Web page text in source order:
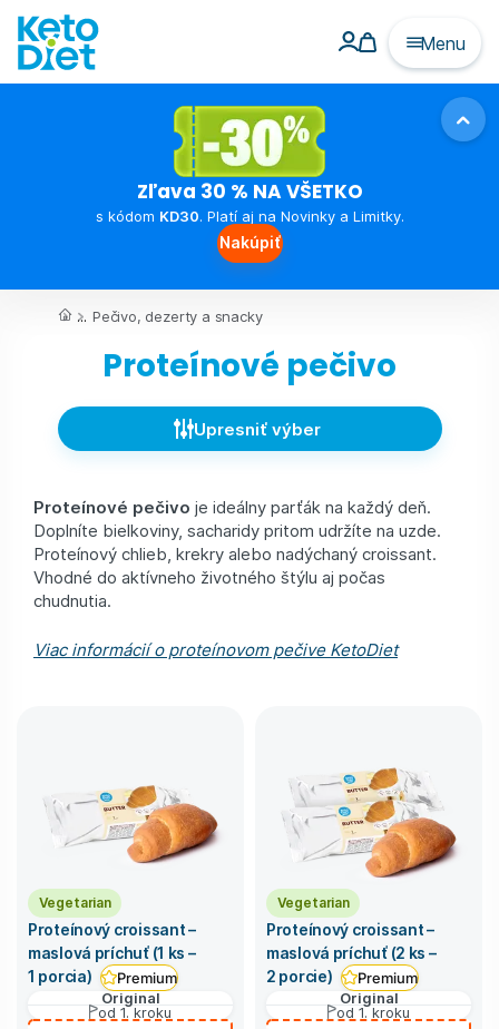
Menu
Zľava 30 % NA VŠETKO
s kódom KD30. Platí aj na Novinky a Limitky.
Nakúpiť
... Pečivo, dezerty a snacky
Proteínové pečivo
Upresniť výber
Proteínové pečivo je ideálny parťák na každý deň.
Doplníte bielkoviny, sacharidy pritom udržíte na uzde.
Proteínový chlieb, krekry alebo nadýchaný croissant.
Vhodné do aktívneho životného štýlu aj počas
chudnutia.
Viac informácií o proteínovom pečive KetoDiet
Vegetarian
Proteínový croissant –
maslová príchuť (1 ks –
1 porcia)
Premium
Original
od 1. kroku
Vegetarian
Proteínový croissant –
maslová príchuť (2 ks –
2 porcie)
Premium
Original
od 1. kroku